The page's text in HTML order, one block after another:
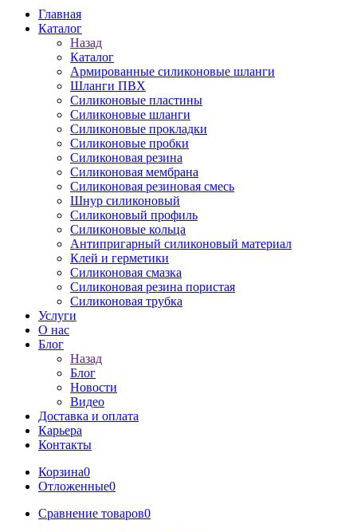
Главная
Каталог
Назад
Каталог
Армированные силиконовые шланги
Шланги ПВХ
Силиконовые пластины
Силиконовые шланги
Силиконовые прокладки
Силиконовые пробки
Силиконовая резина
Силиконовая мембрана
Силиконовая резиновая смесь
Шнур силиконовый
Силиконовый профиль
Силиконовые кольца
Антипригарный силиконовый материал
Клей и герметики
Силиконовая смазка
Силиконовая резина пористая
Силиконовая трубка
Услуги
О нас
Блог
Назад
Блог
Новости
Видео
Доставка и оплата
Карьера
Контакты
Корзина0
Отложенные0
Сравнение товаров0